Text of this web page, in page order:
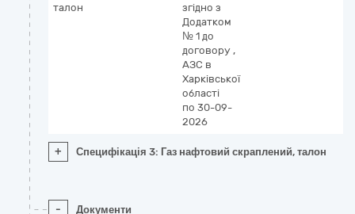
талон
згідно з
Додатком
№ 1 до
договору ,
АЗС в
Харківської
області
по 30-09-
2026
+ Специфікація 3: Газ нафтовий скраплений, талон
- Документи